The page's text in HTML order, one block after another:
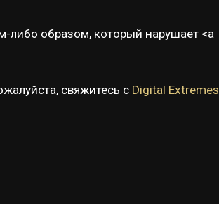
либо образом, который нарушает <а
свяжитесь с Digital Extremes